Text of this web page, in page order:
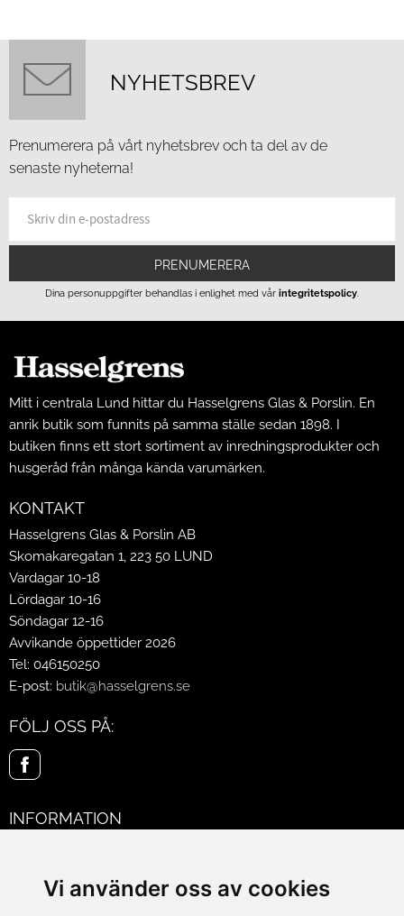
Vi använder oss av cookies
NYHETSBREV
Prenumerera på vårt nyhetsbrev och ta del av de
senaste nyheterna!
PRENUMERERA
Dina personuppgifter behandlas i enlighet med vår integritetspolicy.
Mitt i centrala Lund hittar du Hasselgrens Glas & Porslin. En
anrik butik som funnits på samma ställe sedan 1898. I
butiken finns ett stort sortiment av inredningsprodukter och
husgeråd från många kända varumärken.
KONTAKT
Hasselgrens Glas & Porslin AB
Skomakaregatan 1, 223 50 LUND
Vardagar 10-18
Lördagar 10-16
Söndagar 12-16
Avvikande öppettider 2026
Tel: 046150250
E-post: butik@hasselgrens.se
FÖLJ OSS PÅ:
INFORMATION
Köpvillkor